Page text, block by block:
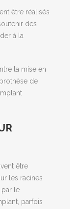
être réalisés
des
à la
la mise en
de
être
les racines
par le
parfois